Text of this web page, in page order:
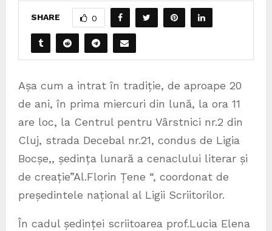
SHARE 0
Așa cum a intrat în tradiție, de aproape 20
de ani, în prima miercuri din lună, la ora 11
are loc, la Centrul pentru Vârstnici nr.2 din
Cluj, strada Decebal nr.21, condus de Ligia
Bocșe,, ședința lunară a cenaclului literar și
de creație”Al.Florin Țene “, coordonat de
președintele național al Ligii Scriitorilor.
În cadul ședinței scriitoarea prof.Lucia Elena